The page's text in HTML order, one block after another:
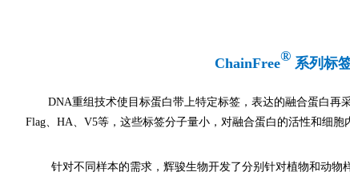
ChainFree® 系列标
DNA重组技术使目标蛋白带上特定标签，表达的融合蛋白再
Flag、HA、V5等，这些标签分子量小，对融合蛋白的活性和细胞
针对不同样本的需求，辉骏生物开发了分别针对植物和动物